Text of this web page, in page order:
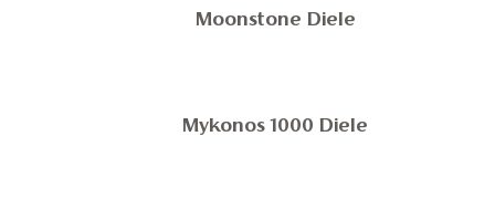
Moonstone Diele
Mykonos 1000 Diele